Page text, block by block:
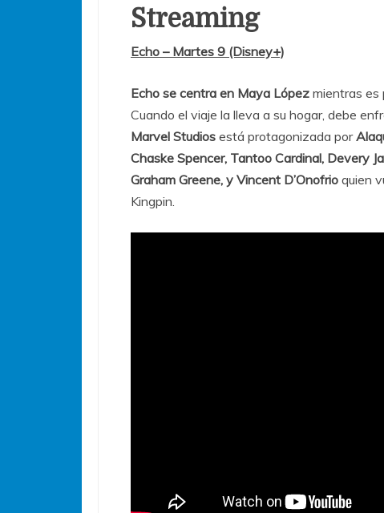
Streaming
Echo – Martes 9 (Disney+)
Echo se centra en Maya López mientras es
Cuando el viaje la lleva a su hogar, debe
Marvel Studios está protagonizada por
Chaske Spencer, Tantoo Cardinal, Devery
Graham Greene, y Vincent D’Onofrio quien
Kingpin.